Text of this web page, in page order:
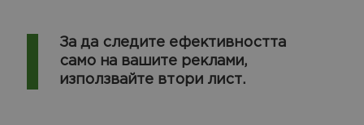
За да следите ефективността
само на вашите реклами,
използвайте втори лист.